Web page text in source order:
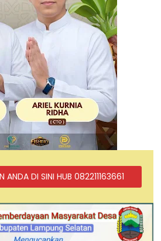
ANDA DI SINI HUB 082211163661